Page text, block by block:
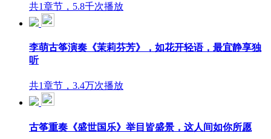
共1章节，5.8千次播放
李萌古筝演奏《茉莉芬芳》，如花开轻语，最宜静享独
听
共1章节，3.4万次播放
古筝重奏《盛世国乐》举目皆盛景，这人间如你所愿